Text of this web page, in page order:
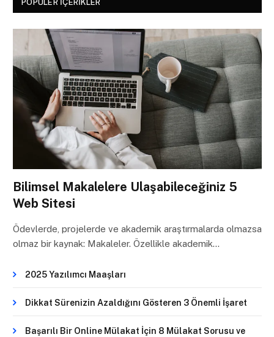
POPÜLER İÇERIKLER
Bilimsel Makalelere Ulaşabileceğiniz 5
Web Sitesi
Ödevlerde, projelerde ve akademik araştırmalarda olmazsa
olmaz bir kaynak: Makaleler. Özellikle akademik…
2025 Yazılımcı Maaşları
Dikkat Sürenizin Azaldığını Gösteren 3 Önemli İşaret
Başarılı Bir Online Mülakat İçin 8 Mülakat Sorusu ve